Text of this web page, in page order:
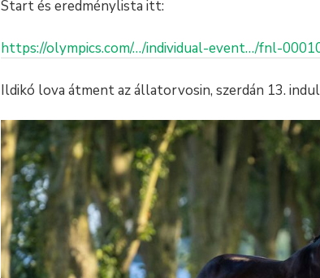
Start és eredménylista itt:
https://olympics.com/…/individual-event…/fnl-
Ildikó lova átment az állatorvosin, szerdán 13.